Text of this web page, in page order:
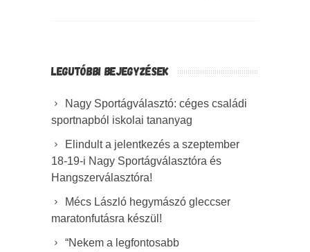
LEGUTÓBBI BEJEGYZÉSEK
Nagy Sportágválasztó: céges családi
sportnapból iskolai tananyag
Elindult a jelentkezés a szeptember
18-19-i Nagy Sportágválasztóra és
Hangszerválasztóra!
Mécs László hegymászó gleccser
maratonfutásra készül!
“Nekem a legfontosabb